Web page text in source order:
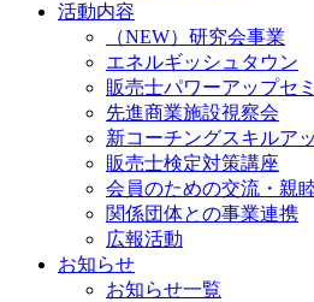
活動内容
（NEW）研究会事業
エネルギッシュタウン
販売士パワーアップセ
先進商業施設視察会
新コーチングスキルア
販売士検定対策講座
会員のための交流・親
関係団体との事業連携
広報活動
お知らせ
お知らせ一覧